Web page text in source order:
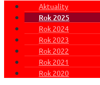
Aktuality
Rok 2025
Rok 2024
Rok 2023
Rok 2022
Rok 2021
Rok 2020